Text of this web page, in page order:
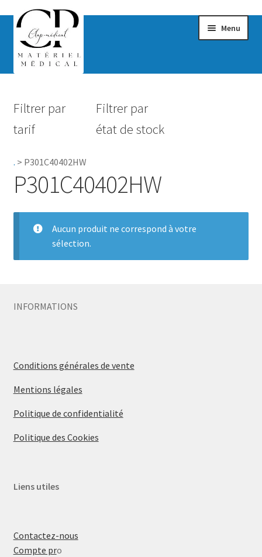
Menu
Hygiène
Accessoires Salle de bain
Pro.
Filtrer par
tarif
Filtrer par
état de stock
. > P301C40402HW
P301C40402HW
Aucun produit ne correspond à votre
sélection.
INFORMATIONS
Conditions générales de vente
Mentions légales
Politique de confidentialité
Politique des Cookies
Liens utiles
Contactez-nous
Compte pro